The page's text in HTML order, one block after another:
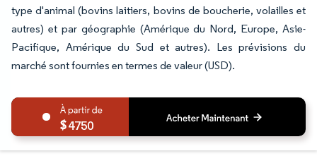
type d'animal (bovins laitiers, bovins de boucherie, volailles et
autres) et par géographie (Amérique du Nord, Europe, Asie-
Pacifique, Amérique du Sud et autres). Les prévisions du
marché sont fournies en termes de valeur (USD).
4750